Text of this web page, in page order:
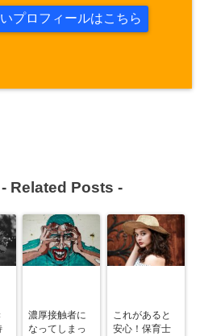
プロフィールはこちら
Related Posts -
濃厚接触者に
なってしまっ
これがあると
安心！保育士